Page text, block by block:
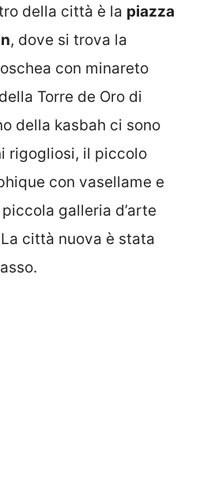
della città è la piazza
, dove si trova la
con minareto
Torre de Oro di
della kasbah ci sono
rigogliosi, il piccolo
con vasellame e
galleria d’arte
città nuova è stata